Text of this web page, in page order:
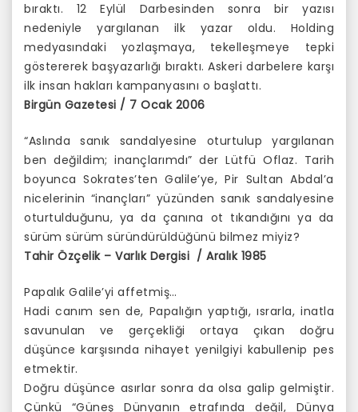
bıraktı. 12 Eylül Darbesinden sonra bir yazısı
nedeniyle yargılanan ilk yazar oldu. Holding
medyasındaki yozlaşmaya, tekelleşmeye tepki
göstererek başyazarlığı bıraktı. Askeri darbelere karşı
ilk insan hakları kampanyasını o başlattı.
Birgün Gazetesi / 7 Ocak 2006
“Aslında sanık sandalyesine oturtulup yargılanan
ben değildim; inançlarımdı” der Lütfü Oflaz. Tarih
boyunca Sokrates’ten Galile’ye, Pir Sultan Abdal’a
nicelerinin “inançları” yüzünden sanık sandalyesine
oturtulduğunu, ya da çanına ot tıkandığını ya da
sürüm sürüm süründürüldüğünü bilmez miyiz?
Tahir Özçelik – Varlık Dergisi / Aralık 1985
Papalık Galile’yi affetmiş…
Hadi canım sen de, Papalığın yaptığı, ısrarla, inatla
savunulan ve gerçekliği ortaya çıkan doğru
düşünce karşısında nihayet yenilgiyi kabullenip pes
etmektir.
Doğru düşünce asırlar sonra da olsa galip gelmiştir.
Çünkü “Güneş Dünyanın etrafında değil, Dünya